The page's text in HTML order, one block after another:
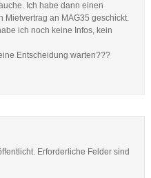
Ich habe dann einen
Mietvertrag an MAG35 geschickt.
ich noch keine Infos, kein
Entscheidung warten???
Erforderliche Felder sind